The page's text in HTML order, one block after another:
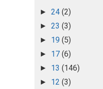
► 24 (2)
► 23 (3)
► 19 (5)
► 17 (6)
► 13 (146)
► 12 (3)